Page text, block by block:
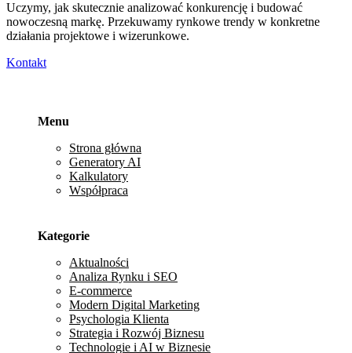
Uczymy, jak skutecznie analizować konkurencję i budować
nowoczesną markę. Przekuwamy rynkowe trendy w konkretne
działania projektowe i wizerunkowe.
Kontakt
Menu
Strona główna
Generatory AI
Kalkulatory
Współpraca
Kategorie
Aktualności
Analiza Rynku i SEO
E-commerce
Modern Digital Marketing
Psychologia Klienta
Strategia i Rozwój Biznesu
Technologie i AI w Biznesie